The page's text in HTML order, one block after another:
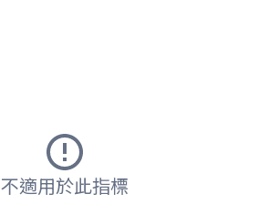
不適用於此指標